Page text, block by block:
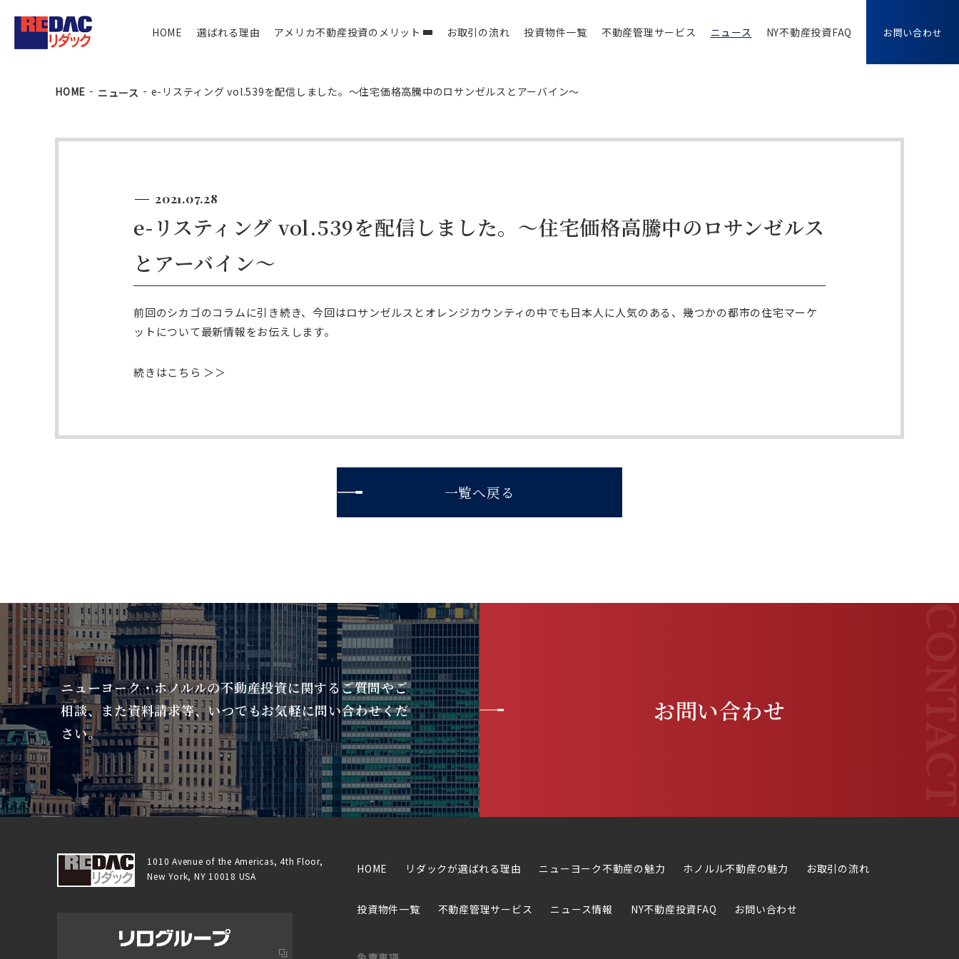
HOME 選ばれる理由 アメリカ不動産投資のメリット お取引の流れ 投資物件一覧 不動産管理サービス ニュース NY不動産投資FAQ お問い合わせ
HOME ニュース e-リスティング vol.539を配信しました。～住宅価格高騰中のロサンゼルスとアーバイン～
2021.07.28
e-リスティング vol.539を配信しました。～住宅価格高騰中のロサンゼルス
とアーバイン～
前回のシカゴのコラムに引き続き、今回はロサンゼルスとオレンジカウンティの中でも日本人に人気のある、幾つかの都市の住宅マーケ
ットについて最新情報をお伝えします。
続きはこちら ＞＞
一覧へ戻る
ニューヨーク・ホノルルの不動産投資に関するご質問やご
相談、また資料請求等、いつでもお気軽に問い合わせくだ
さい。
お問い合わせ
1010 Avenue of the Americas, 4th Floor,
New York, NY 10018 USA
HOME リダックが選ばれる理由 ニューヨーク不動産の魅力 ホノルル不動産の魅力 お取引の流れ
投資物件一覧 不動産管理サービス ニュース情報 NY不動産投資FAQ お問い合わせ